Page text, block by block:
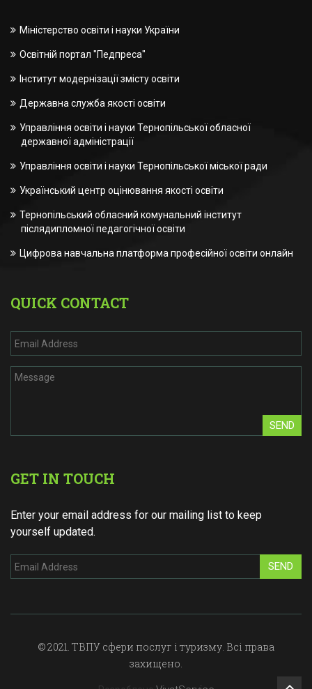
Міністерство освіти і науки України
Освітній портал "Педпреса"
Інститут модернізації змісту освіти
Державна служба якості освіти
Управління освіти і науки Тернопільської обласної
державної адміністрації
Управління освіти і науки Тернопільської міської ради
Український центр оцінювання якості освіти
Тернопільський обласний комунальний інститут
післядипломної педагогічної освіти
Цифрова навчальна платформа професійної освіти онлайн
QUICK CONTACT
SEND
GET IN TOUCH
Enter your email address for our mailing list to keep
yourself updated.
SEND
© 2021. ТВПУ сфери послуг і туризму. Всі права
захищено.